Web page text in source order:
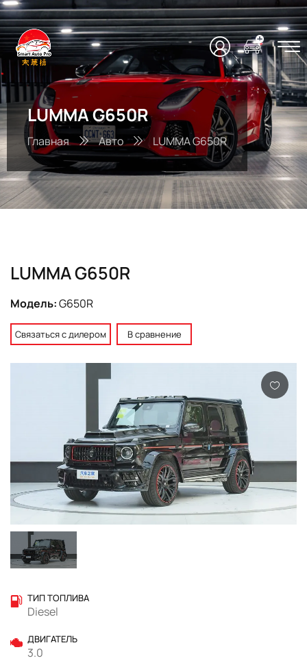
LUMMA G650R
Главная Авто LUMMA G650R
LUMMA G650R
Модель:G650R
Связаться с дилером В сравнение
ТИП ТОПЛИВА
Diesel
ДВИГАТЕЛЬ
3.0